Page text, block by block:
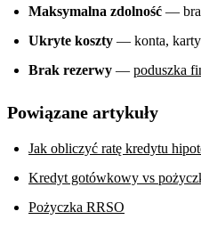
Maksymalna zdolność —
Ukryte koszty — konta,
Brak rezerwy — poduszka
Powiązane artykuły
Jak obliczyć ratę kredytu
Kredyt gotówkowy vs
Pożyczka RRSO